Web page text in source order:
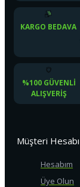
KARGO BEDAVA
%100 GÜVENLI
ALIŞVERIŞ
Müşteri Hesabı
Hesabım
Üye Olun